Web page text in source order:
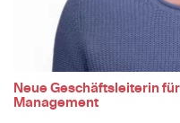
Neue Geschäftsleiterin
Management